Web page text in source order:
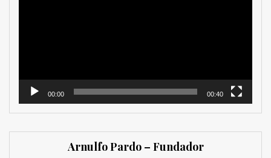
00:00 00:40
Arnulfo Pardo – Fundador